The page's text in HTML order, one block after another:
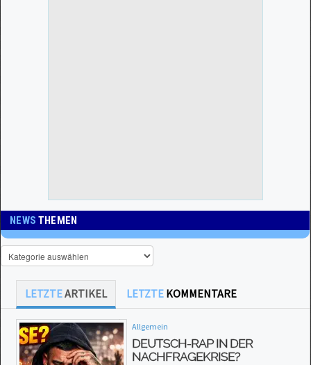
NEWSTHEMEN
LETZTEARTIKEL LETZTE KOMMENTARE
Allgemein
DEUTSCH-RAP IN DER
NACHFRAGEKRISE?